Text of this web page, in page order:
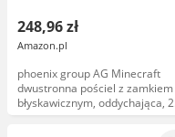
248,96 zł
Amazon.pl
phoenix group AG Minecraft
dwustronna pościel z zamkiem
błyskawicznym, oddychająca, 2
wzory, z bawełny